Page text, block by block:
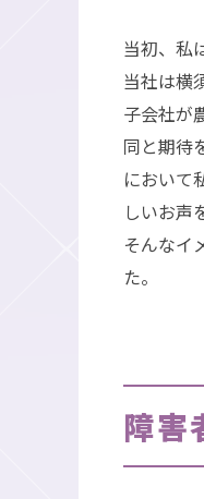
当初、私
当社は横
子会社が
同と期待
において
しいお声
そんなイ
た。
障害